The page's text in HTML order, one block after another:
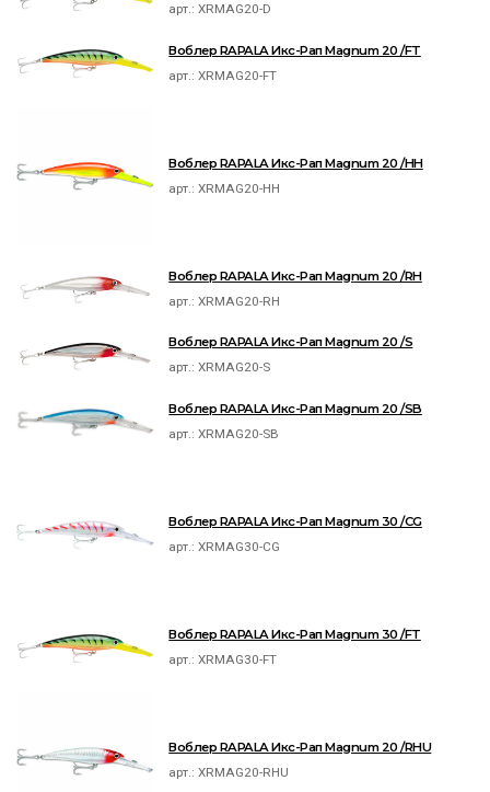
арт.:XRMAG20-D
Воблер RAPALA Икс-Рап Magnum 20 /FT
арт.:XRMAG20-FT
Воблер RAPALA Икс-Рап Magnum 20 /HH
арт.:XRMAG20-HH
Воблер RAPALA Икс-Рап Magnum 20 /RH
арт.:XRMAG20-RH
Воблер RAPALA Икс-Рап Magnum 20 /S
арт.:XRMAG20-S
Воблер RAPALA Икс-Рап Magnum 20 /SB
арт.:XRMAG20-SB
Воблер RAPALA Икс-Рап Magnum 30 /CG
арт.:XRMAG30-CG
Воблер RAPALA Икс-Рап Magnum 30 /FT
арт.:XRMAG30-FT
Воблер RAPALA Икс-Рап Magnum 20 /RHU
арт.:XRMAG20-RHU